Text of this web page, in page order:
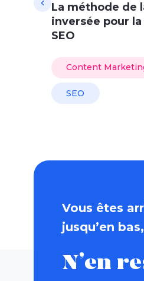
La méthode de
inversée pour
SEO
Content
SEO
Vous êtes
jusqu’en bas,
N’en